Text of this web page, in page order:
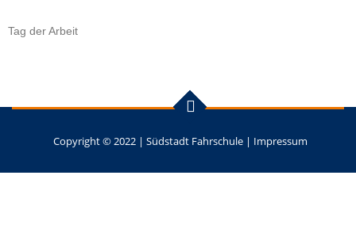
Tag der Arbeit
Copyright © 2022 | Südstadt Fahrschule | Impressum